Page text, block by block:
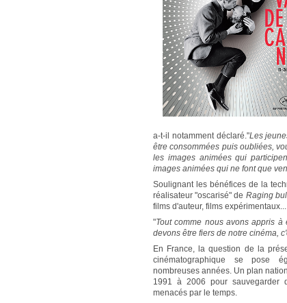
a-t-il notamment déclaré."Les
être consommées puis oubliées,
les images animées qui
images animées qui ne font que
Soulignant les bénéfices de la
réalisateur "oscarisé" de Raging
films d'auteur, films expérimentaux...
"Tout comme nous avons appris
devons être fiers de notre cinéma,
En France, la question de la
cinématographique se pose
nombreuses années. Un plan
1991 à 2006 pour sauvegarder
menacés par le temps.